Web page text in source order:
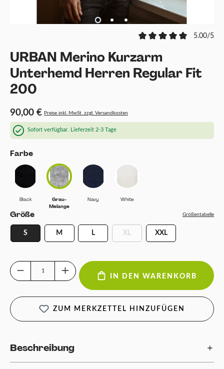
5.00/5
URBAN Merino Kurzarm
Unterhemd Herren Regular Fit
200
90,00 € Preise inkl. MwSt. zzgl. Versandkosten
Sofort verfügbar. Lieferzeit 2-3 Tage
Farbeauswählen
Black
Black
Grau-
Melange
Grau-Melange
Navy
Navy
White
Größeauswählen Größentabelle
S M L XL XXL
Produkt Anzahl: Gib den gewünschten Wert ein oder benutze die
IN DEN WARENKORB
ZUM MERKZETTEL HINZUFÜGEN
Beschreibung